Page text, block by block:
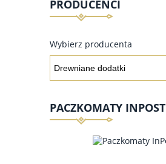
PRODUCENCI
Wybierz producenta
PACZKOMATY INPOST